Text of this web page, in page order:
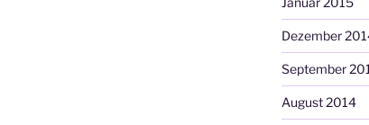
Dezember
September
August 2014